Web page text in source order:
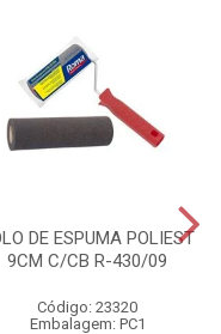
DE ESPUMA POLIEST
9CM C/CB R-430/09
Código: 23320
Embalagem: PC1